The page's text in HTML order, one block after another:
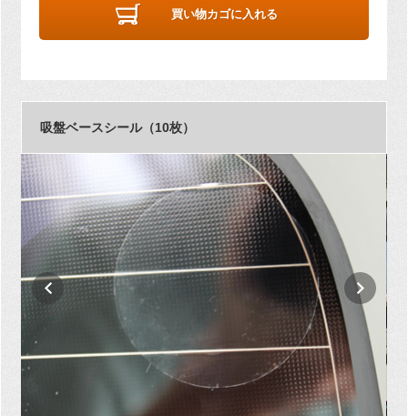
買い物カゴに入れる
吸盤ベースシール（10枚）